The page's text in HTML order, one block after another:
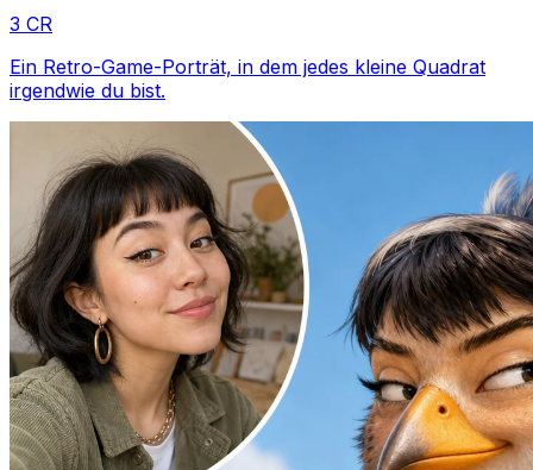
3 CR
Ein Retro-Game-Porträt, in dem jedes kleine Quadrat
irgendwie du bist.